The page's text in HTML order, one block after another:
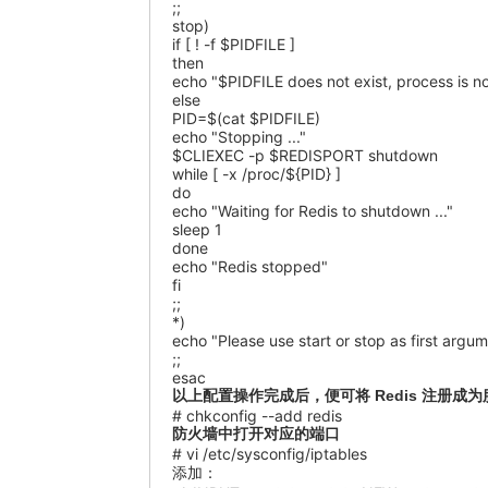
;;
stop)
if [ ! -f $PIDFILE ]
then
echo "$PIDFILE does not exist, process is
else
PID=$(cat $PIDFILE)
echo "Stopping ..."
$CLIEXEC -p $REDISPORT shutdown
while [ -x /proc/${PID} ]
do
echo "Waiting for Redis to shutdown ..."
sleep 1
done
echo "Redis stopped"
fi
;;
*)
echo "Please use start or stop as first
;;
esac
以上配置操作完成后，便可将 Redis 注册成为
# chkconfig --add redis
防火墙中打开对应的端口
# vi /etc/sysconfig/iptables
添加：